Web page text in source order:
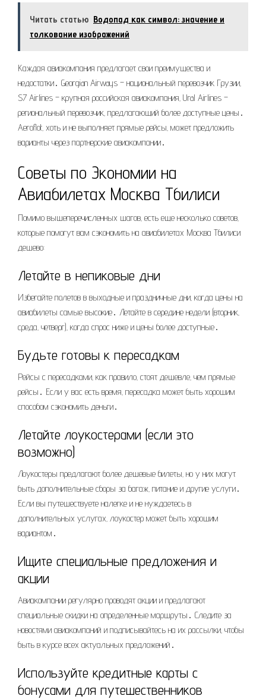
Читать статью Водопад как символ: значение и
толкование изображений
Каждая авиакомпания предлагает свои преимущества и
недостатки․ Georgian Airways – национальный перевозчик Грузии‚
S7 Airlines – крупная российская авиакомпания‚ Ural Airlines –
региональный перевозчик‚ предлагающий более доступные цены․
Aeroflot‚ хоть и не выполняет прямые рейсы‚ может предложить
варианты через партнерские авиакомпании․
Советы по Экономии на
Авиабилетах Москва Тбилиси
Помимо вышеперечисленных шагов‚ есть еще несколько советов‚
которые помогут вам сэкономить на авиабилетах Москва Тбилиси
дешево:
Летайте в непиковые дни
Избегайте полетов в выходные и праздничные дни‚ когда цены на
авиабилеты самые высокие․ Летайте в середине недели (вторник‚
среда‚ четверг)‚ когда спрос ниже и цены более доступные․
Будьте готовы к пересадкам
Рейсы с пересадками‚ как правило‚ стоят дешевле‚ чем прямые
рейсы․ Если у вас есть время‚ пересадка может быть хорошим
способом сэкономить деньги․
Летайте лоукостерами (если это
возможно)
Лоукостеры предлагают более дешевые билеты‚ но у них могут
быть дополнительные сборы за багаж‚ питание и другие услуги․
Если вы путешествуете налегке и не нуждаетесь в
дополнительных услугах‚ лоукостер может быть хорошим
вариантом․
Ищите специальные предложения и
акции
Авиакомпании регулярно проводят акции и предлагают
специальные скидки на определенные маршруты․ Следите за
новостями авиакомпаний и подписывайтесь на их рассылки‚ чтобы
быть в курсе всех актуальных предложений․
Используйте кредитные карты с
бонусами для путешественников